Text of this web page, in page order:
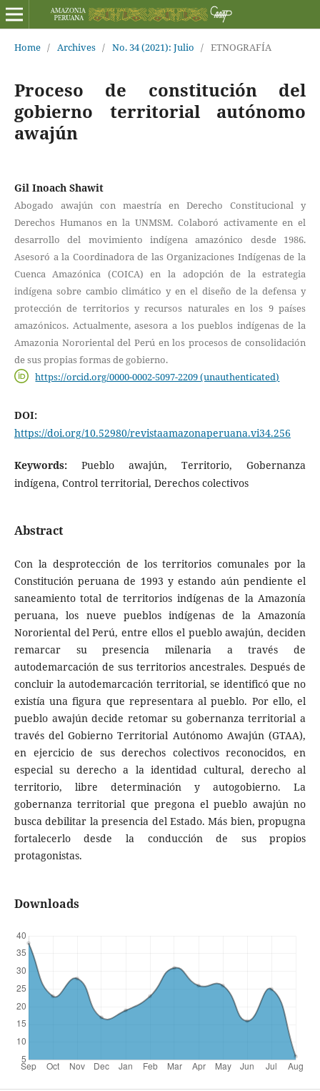
Home / Archives / No. 34 (2021): Julio / ETNOGRAFÍA
Proceso de constitución del
gobierno territorial autónomo
awajún
Gil Inoach Shawit
Abogado awajún con maestría en Derecho Constitucional y
Derechos Humanos en la UNMSM. Colaboró activamente en el
desarrollo del movimiento indígena amazónico desde 1986.
Asesoró a la Coordinadora de las Organizaciones Indígenas de la
Cuenca Amazónica (COICA) en la adopción de la estrategia
indígena sobre cambio climático y en el diseño de la defensa y
protección de territorios y recursos naturales en los 9 países
amazónicos. Actualmente, asesora a los pueblos indígenas de la
Amazonia Nororiental del Perú en los procesos de consolidación
de sus propias formas de gobierno.
https://orcid.org/0000-0002-5097-2209 (unauthenticated)
DOI:
https://doi.org/10.52980/revistaamazonaperuana.vi34.256
Keywords: Pueblo awajún, Territorio, Gobernanza
indígena, Control territorial, Derechos colectivos
Abstract
Con la desprotección de los territorios comunales por la
Constitución peruana de 1993 y estando aún pendiente el
saneamiento total de territorios indígenas de la Amazonía
peruana, los nueve pueblos indígenas de la Amazonía
Nororiental del Perú, entre ellos el pueblo awajún, deciden
remarcar su presencia milenaria a través de
autodemarcación de sus territorios ancestrales. Después de
concluir la autodemarcación territorial, se identificó que no
existía una figura que representara al pueblo. Por ello, el
pueblo awajún decide retomar su gobernanza territorial a
través del Gobierno Territorial Autónomo Awajún (GTAA),
en ejercicio de sus derechos colectivos reconocidos, en
especial su derecho a la identidad cultural, derecho al
territorio, libre determinación y autogobierno. La
gobernanza territorial que pregona el pueblo awajún no
busca debilitar la presencia del Estado. Más bien, propugna
fortalecerlo desde la conducción de sus propios
protagonistas.
Downloads